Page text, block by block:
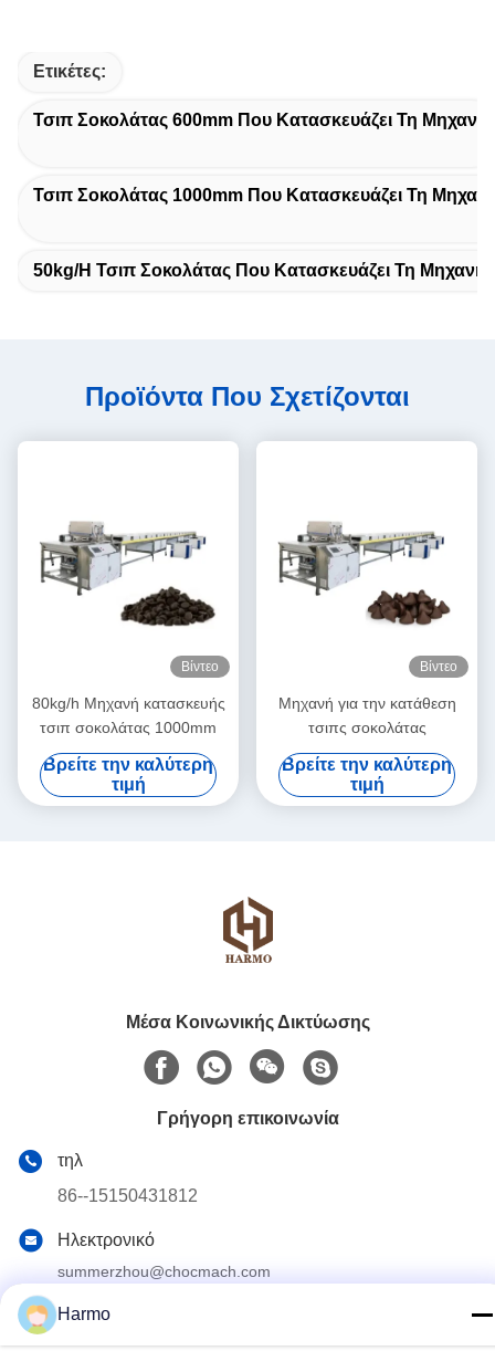
Ετικέτες:
Τσιπ Σοκολάτας 600mm Που Κατασκευάζει Τη Μηχανή
Τσιπ Σοκολάτας 1000mm Που Κατασκευάζει Τη
50kg/H Τσιπ Σοκολάτας Που Κατασκευάζει Τη Μηχανή
Προϊόντα Που Σχετίζονται
Βίντεο
80kg/h Μηχανή κατασκευής
τσιπ σοκολάτας 1000mm
Βρείτε την καλύτερη
τιμή
Βίντεο
Μηχανή για την κατάθεση
τσιπς σοκολάτας
Βρείτε την καλύτερη
τιμή
Μέσα Κοινωνικής Δικτύωσης
Γρήγορη επικοινωνία
τηλ
86--15150431812
Ηλεκτρονικό
summerzhou@chocmach.com
Διεύθυνση
5109# δρόμος Ανατολικής Λίμνης Τάι, Λινχού, περιοχή
Harmo